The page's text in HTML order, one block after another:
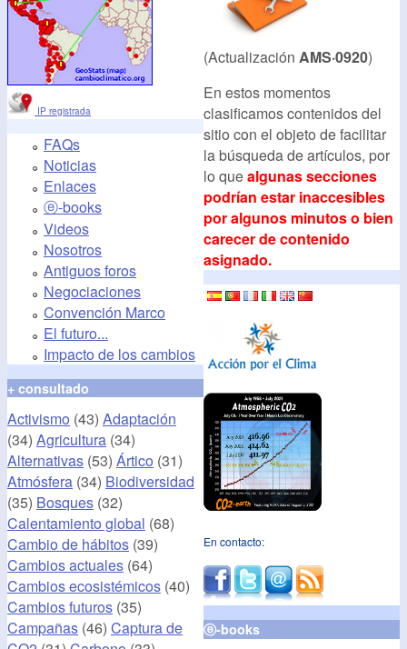
IP registrada
FAQs
Noticias
Enlaces
ⓔ-books
Videos
Nosotros
Antiguos foros
Negociaciones
Convención Marco
El futuro...
Impacto de los cambios
+ consultado
Activismo (43) Adaptación
(34) Agricultura (34)
Alternativas (53) Ártico (31)
Atmósfera (34) Biodiversidad
(35) Bosques (32)
Calentamiento global (68)
Cambio de hábitos (39)
Cambios actuales (64)
Cambios ecosistémicos (40)
Cambios futuros (35)
Campañas (46) Captura de
(Actualización AMS·0920)
En estos momentos
clasificamos contenidos del
sitio con el objeto de facilitar
la búsqueda de artículos, por
lo quealgunas secciones
podrían estar inaccesibles
por algunos minutos o bien
carecer de contenido
asignado.
En contacto:
ⓔ-books